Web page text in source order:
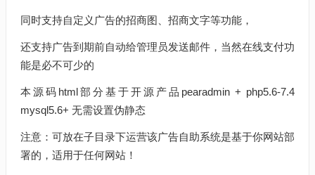
同时支持自定义广告的招商图、招商文字等功能，
还支持广告到期前自动给管理员发送邮件，当然在线支付功
能是必不可少的
本源码html部分基于开源产品pearadmin + php5.6-7.4
mysql5.6+ 无需设置伪静态
注意：可放在子目录下运营该广告自助系统是基于你网站部
署的，适用于任何网站！